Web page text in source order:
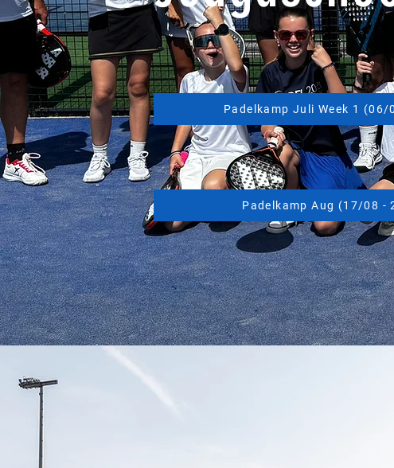
Padelkamp Juli Week 1
Padelkamp Aug (17/08 -